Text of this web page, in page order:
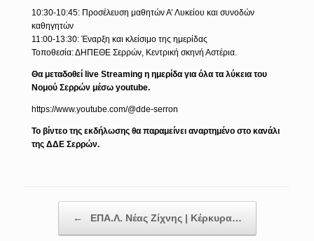
10:30-10:45: Προσέλευση μαθητών Α’ Λυκείου και συνοδών
καθηγητών
11:00-13:30: Έναρξη και κλείσιμο της ημερίδας
Τοποθεσία: ΔΗΠΕΘΕ Σερρών, Κεντρική σκηνή Αστέρια.
Θα μεταδοθεί live Streaming η ημερίδα για όλα τα λύκεια του
Νομού Σερρών μέσω youtube.
https://www.youtube.com/@dde-serron
Το βίντεο της εκδήλωσης θα παραμείνει αναρτημένο στο κανάλι
της ΔΔΕ Σερρών.
←
ΕΠΑ.Λ. Νέας Ζίχνης | Κέρκυρα…